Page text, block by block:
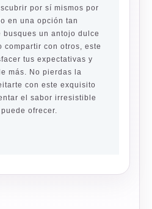
por sí mismos por
en una opción tan
busques un antojo dulce
compartir con otros, este
tus expectativas y
más. No pierdas la
con este exquisito
el sabor irresistible
ofrecer.